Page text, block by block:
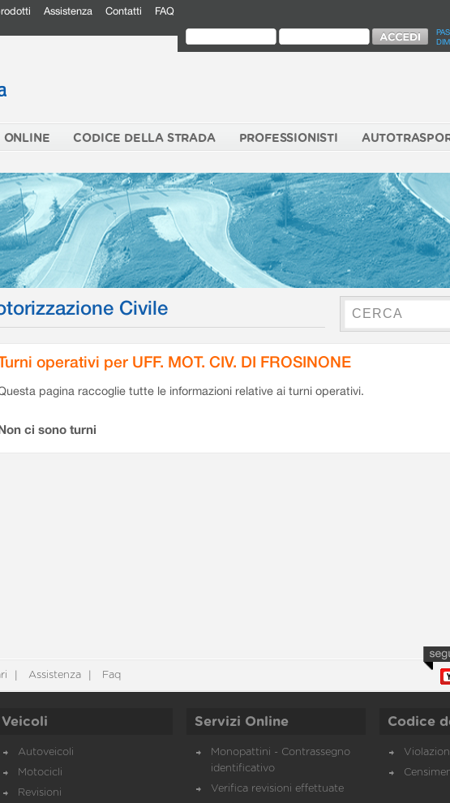
Assistenza Contatti FAQ
ONLINE CODICE DELLA STRADA PROFESSIONISTI
Civile
operativi per UFF. MOT. CIV. DI FROSINONE
pagina raccoglie tutte le informazioni relative ai turni operativi.
ci sono turni
Assistenza Faq
Veicoli
Autoveicoli
Motocicli
Revisioni
Servizi Online
Monopattini - Contrassegno
identificativo
Verifica revisioni effettuate
Codice